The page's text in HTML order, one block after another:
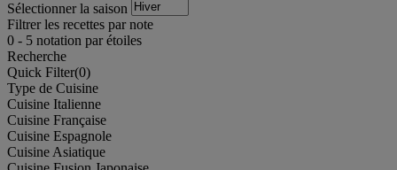
Sélectionner la saison
Filtrer les recettes par note
0 - 5 notation par étoiles
Recherche
Quick Filter(0)
Type de Cuisine
Cuisine Italienne
Cuisine Française
Cuisine Espagnole
Cuisine Asiatique